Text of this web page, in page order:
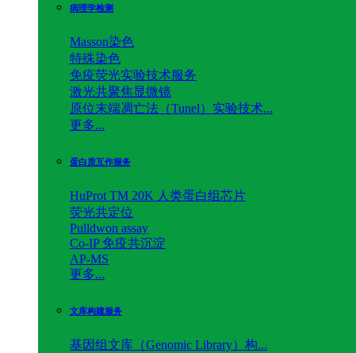
病理学检测
Masson染色
特殊染色
免疫荧光实验技术服务
激光共聚焦显微镜
原位末端凋亡法（Tunel）实验技术...
更多...
蛋白质互作服务
HuProt TM 20K 人类蛋白组芯片
荧光共定位
Pulldwon assay
Co-IP 免疫共沉淀
AP-MS
更多...
文库构建服务
基因组文库（Genomic Library）构...